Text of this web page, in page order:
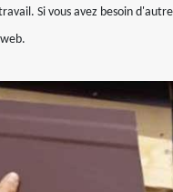
Si vous avez besoin